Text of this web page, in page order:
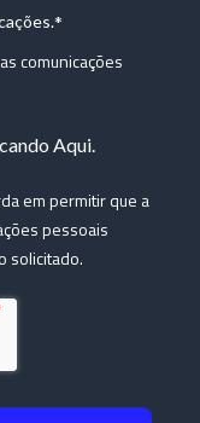
*
comunicações
Aqui.
em permitir que a
pessoais
solicitado.